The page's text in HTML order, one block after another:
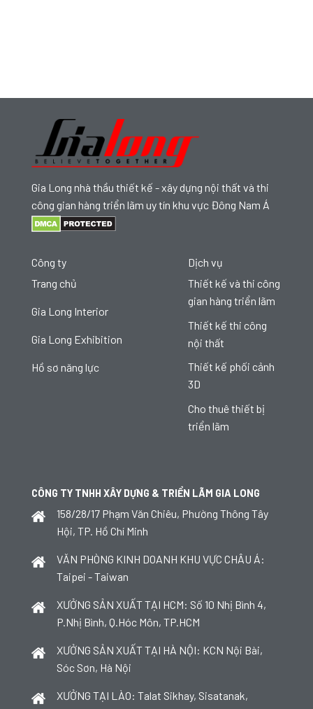
Gia Long nhà thầu thiết kế - xây dựng nội thất và thi
công gian hàng triển lãm uy tín khu vực Đông Nam Á
Công ty
Trang chủ
Gia Long Interior
Gia Long Exhibition
Hồ sơ năng lực
Dịch vụ
Thiết kế và thi công
gian hàng triển lãm
Thiết kế thi công
nội thất
Thiết kế phối cảnh
3D
Cho thuê thiết bị
triển lãm
CÔNG TY TNHH XÂY DỰNG & TRIỂN LÃM GIA LONG
158/28/17 Phạm Văn Chiêu, Phường Thông Tây
Hội, TP. Hồ Chí Minh
VĂN PHÒNG KINH DOANH KHU VỰC CHÂU Á:
Taipei - Taiwan
XƯỞNG SẢN XUẤT TẠI HCM: Số 10 Nhị Bình 4,
P.Nhị Bình, Q.Hóc Môn, TP.HCM
XƯỞNG SẢN XUẤT TẠI HÀ NỘI: KCN Nội Bài,
Sóc Sơn, Hà Nội
XƯỞNG TẠI LÀO: Talat Sikhay, Sisatanak,